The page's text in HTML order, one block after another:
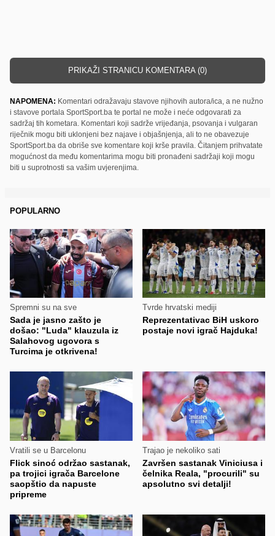
PRIKAŽI STRANICU KOMENTARA (0)
NAPOMENA: Komentari odražavaju stavove njihovih autora/ica, a ne nužno
i stavove portala SportSport.ba te portal ne može i neće odgovarati za
sadržaj tih kometara. Komentari koji sadrže vrijeđanja, psovanja i vulgaran
riječnik mogu biti uklonjeni bez najave i objašnjenja, ali to ne obavezuje
SportSport.ba da obriše sve komentare koji krše pravila. Čitanjem prihvatate
mogućnost da među komentarima mogu biti pronađeni sadržaji koji mogu
biti u suprotnosti sa vašim uvjerenjima.
POPULARNO
Spremni su na sve
Sada je jasno zašto je
došao: "Luda" klauzula iz
Salahovog ugovora s
Turcima je otkrivena!
Tvrde hrvatski mediji
Reprezentativac BiH uskoro
postaje novi igrač Hajduka!
Vratili se u Barcelonu
Flick sinoć održao sastanak,
pa trojici igrača Barcelone
saopštio da napuste
pripreme
Trajao je nekoliko sati
Završen sastanak Viniciusa i
čelnika Reala, "procurili" su
apsolutno svi detalji!